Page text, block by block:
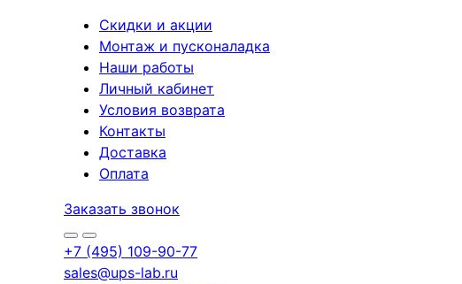
Скидки и акции
Монтаж и пусконаладка
Наши работы
Личный кабинет
Условия возврата
Контакты
Доставка
Оплата
Заказать звонок
+7 (495) 109-90-77
sales@ups-lab.ru